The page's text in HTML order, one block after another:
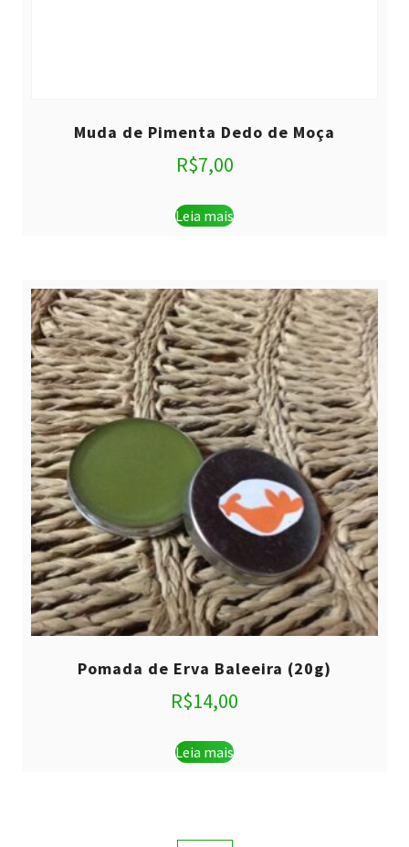
Muda de Pimenta Dedo de Moça
R$7,00
Leia mais
Pomada de Erva Baleeira (20g)
R$14,00
Leia mais